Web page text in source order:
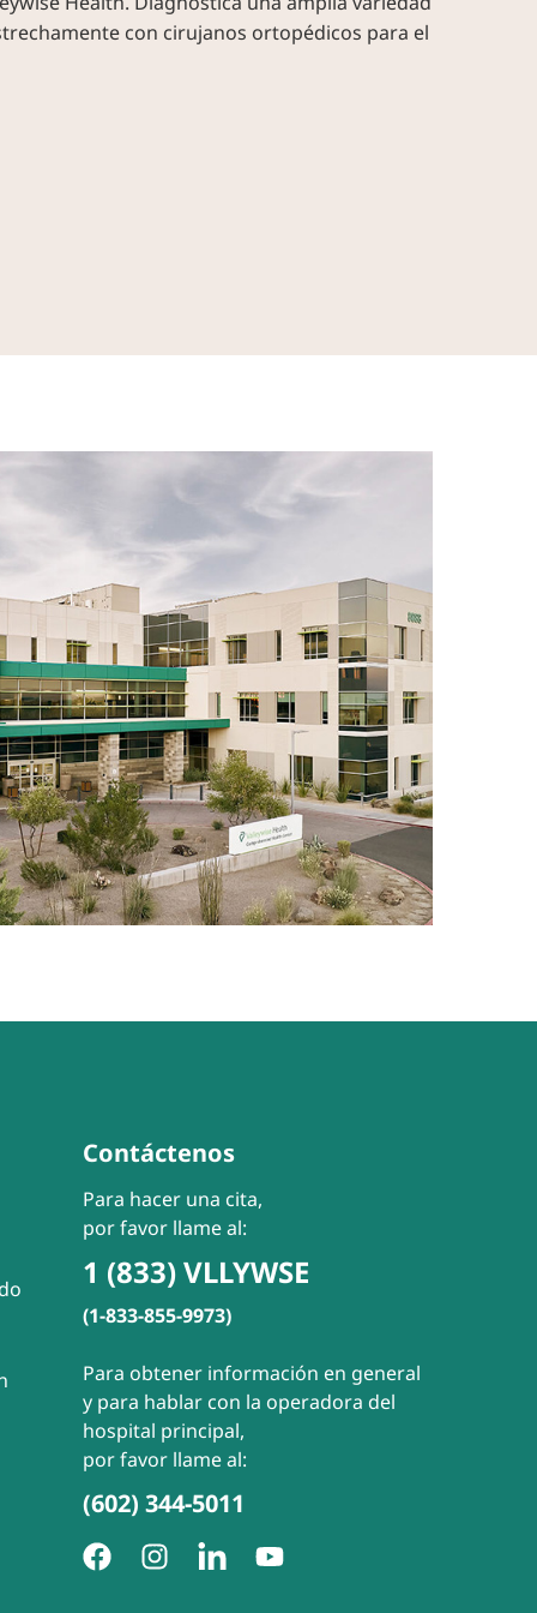
con cirujanos ortopédicos para el
Contáctenos
Para hacer una cita,
por favor llame al:
1 (833) VLLYWSE
(1-833-855-9973)
Para obtener información en general
y para hablar con la operadora del
hospital principal,
por favor llame al:
(602) 344-5011